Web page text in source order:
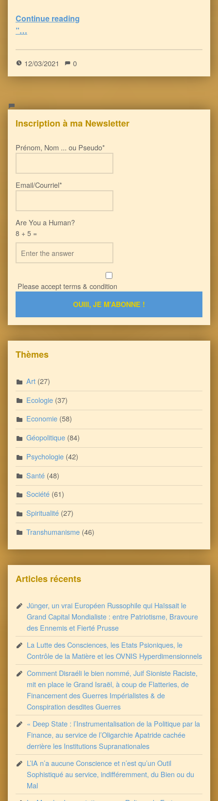
Continue reading
”…
12/03/2021 0
Inscription à ma Newsletter
Prénom, Nom ... ou Pseudo*
Email/Courriel*
Are You a Human?
8 + 5 =
Please accept terms & condition
Thèmes
Art (27)
Ecologie (37)
Economie (58)
Géopolitique (84)
Psychologie (42)
Santé (48)
Société (61)
Spiritualité (27)
Transhumanisme (46)
Articles récents
Jünger, un vrai Européen Russophile qui Haïssait le
Grand Capital Mondialiste : entre Patriotisme, Bravoure
des Ennemis et Fierté Prusse
La Lutte des Consciences, les Etats Psioniques, le
Contrôle de la Matière et les OVNIS Hyperdimensionnels
Comment Disraéli le bien nommé, Juif Sioniste Raciste,
mit en place le Grand Israël, à coup de Flatteries, de
Financement des Guerres Impérialistes & de
Conspiration desdites Guerres
« Deep State : l’Instrumentalisation de la Politique par la
Finance, au service de l’Oligarchie Apatride cachée
derrière les Institutions Supranationales
L’IA n’a aucune Conscience et n’est qu’un Outil
Sophistiqué au service, indifféremment, du Bien ou du
Mal